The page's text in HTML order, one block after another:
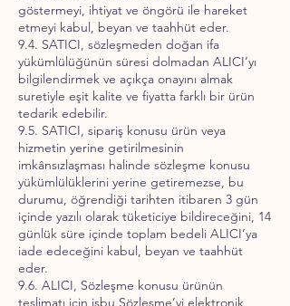
göstermeyi, ihtiyat ve öngörü ile hareket
etmeyi kabul, beyan ve taahhüt eder.
9.4. SATICI, sözleşmeden doğan ifa
yükümlülüğünün süresi dolmadan ALICI’yı
bilgilendirmek ve açıkça onayını almak
suretiyle eşit kalite ve fiyatta farklı bir ürün
tedarik edebilir.
9.5. SATICI, sipariş konusu ürün veya
hizmetin yerine getirilmesinin
imkânsızlaşması halinde sözleşme konusu
yükümlülüklerini yerine getiremezse, bu
durumu, öğrendiği tarihten itibaren 3 gün
içinde yazılı olarak tüketiciye bildireceğini, 14
günlük süre içinde toplam bedeli ALICI’ya
iade edeceğini kabul, beyan ve taahhüt
eder.
9.6. ALICI, Sözleşme konusu ürünün
teslimatı için işbu Sözleşme’yi elektronik